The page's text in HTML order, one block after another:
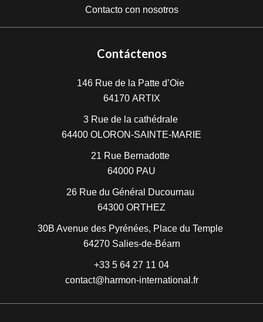
Contacto con nosotros
Contáctenos
146 Rue de la Patte d’Oie
64170 ARTIX
3 Rue de la cathédrale
64400 OLORON-SAINTE-MARIE
21 Rue Bernadotte
64000 PAU
26 Rue du Général Ducournau
64300 ORTHEZ
30B Avenue des Pyrénées, Place du Temple
64270 Salies-de-Béarn
+33 5 64 27 11 04
contact@harmon-international.fr